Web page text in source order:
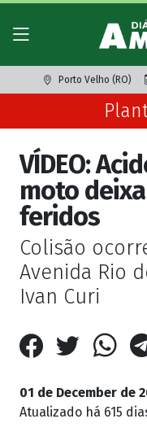
Porto Velho (RO)
VÍDEO:
moto
feridos
Colisão
Avenida Rio
Ivan Curi
01 de December de
Atualizado há 615